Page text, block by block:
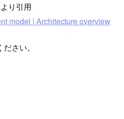
り引用
model | Architecture overview
さい。